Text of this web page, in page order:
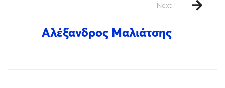
Next
Αλέξανδρος Μαλιάτσης